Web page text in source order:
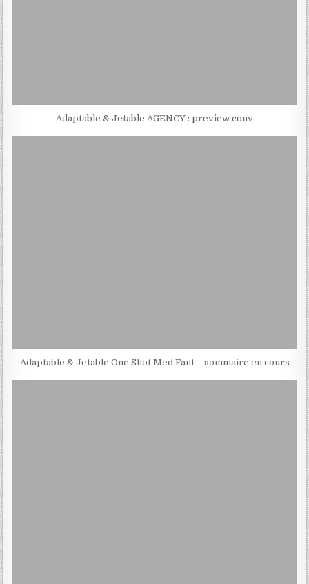
Adaptable & Jetable AGENCY : preview couv
Adaptable & Jetable One Shot Med Fant – sommaire en cours